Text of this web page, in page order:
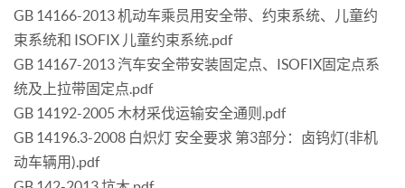
GB 14166-2013 机动车乘员用安全带、约束系统、儿童约
束系统和 ISOFIX 儿童约束系统.pdf
GB 14167-2013 汽车安全带安装固定点、ISOFIX固定点系
统及上拉带固定点.pdf
GB 14192-2005 木材采伐运输安全通则.pdf
GB 14196.3-2008 白炽灯 安全要求 第3部分：卤钨灯(非机
动车辆用).pdf